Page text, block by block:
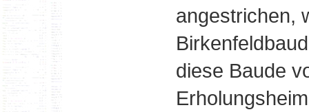
angestrichen,
diese Baude